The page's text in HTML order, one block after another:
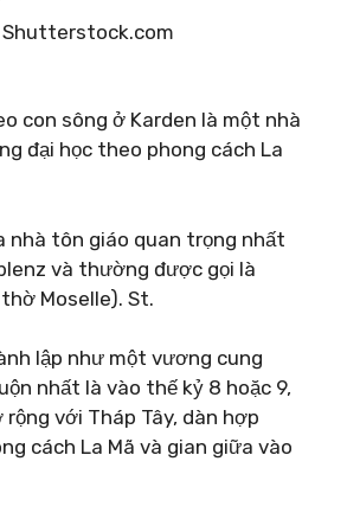
Shutterstock.com
con sông ở Karden là một nhà
đại học theo phong cách La
nhà tôn giáo quan trọng nhất
và thường được gọi là
Moselle). St.
lập như một vương cung
nhất là vào thế kỷ 8 hoặc 9,
với Tháp Tây, dàn hợp
cách La Mã và gian giữa vào